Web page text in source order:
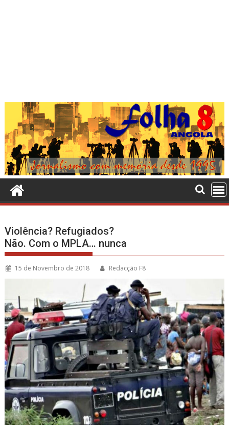
Violência? Refugiados?
Não. Com o MPLA… nunca
15 de Novembro de 2018 Redacção F8